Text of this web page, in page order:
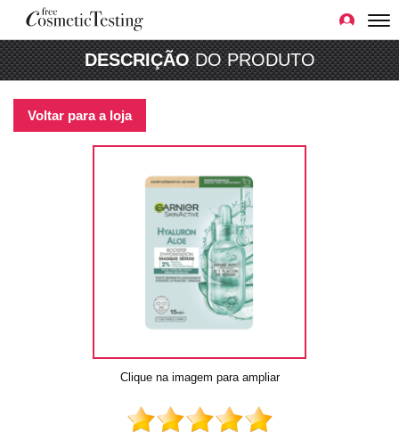
DESCRIÇÃODO PRODUTO
Voltar para a loja
Clique na imagem para ampliar